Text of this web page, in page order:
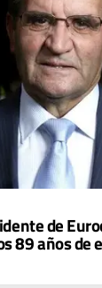
de
89 años de